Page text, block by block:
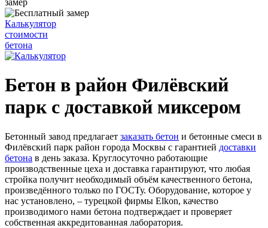
замер
Калькулятор
стоимости
бетона
Бетон в район Филёвский
парк с доставкой миксером
Бетонный завод предлагает заказать бетон и бетонные смеси в
Филёвский парк район города Москвы с гарантией доставки
бетона в день заказа. Круглосуточно работающие
производственные цеха и доставка гарантируют, что любая
стройка получит необходимый объём качественного бетона,
произведённого только по ГОСТу. Оборудование, которое у
нас установлено, – турецкой фирмы Elkon, качество
производимого нами бетона подтверждает и проверяет
собственная аккредитованная лаборатория.